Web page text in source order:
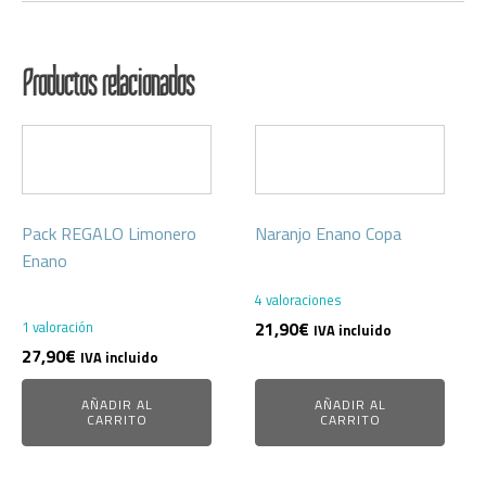
Productos relacionados
Pack REGALO Limonero
Enano
1 valoración
27,90€ IVA incluido
AÑADIR AL
CARRITO
Naranjo Enano Copa
4 valoraciones
21,90€ IVA incluido
AÑADIR AL
CARRITO